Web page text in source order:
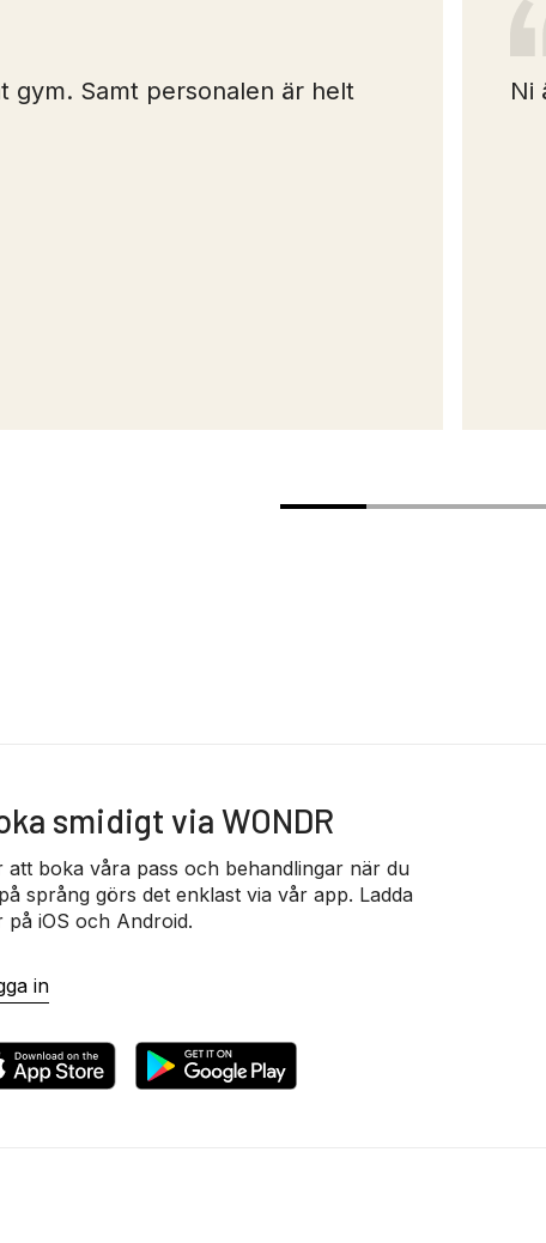
gym. Samt personalen är helt
Ni
smidigt via WONDR
att boka våra pass och behandlingar när du
språng görs det enklast via vår app. Ladda
på iOS och Android.
in